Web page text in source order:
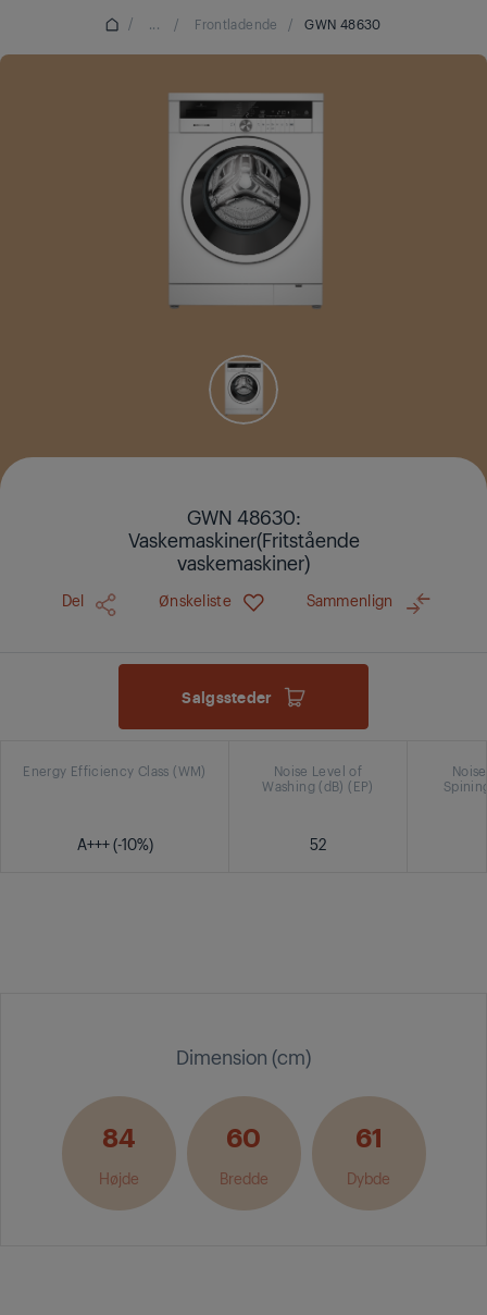
/ ... / Frontladende / GWN 48630
GWN 48630:
Vaskemaskiner(Fritstående
vaskemaskiner)
Del Ønskeliste Sammenlign
Salgssteder
Energy Efficiency Class (WM)
A+++ (-10%)
Noise Level of
Washing (dB) (EP)
52
Dimension (cm)
84
Højde
60
Bredde
61
Dybde